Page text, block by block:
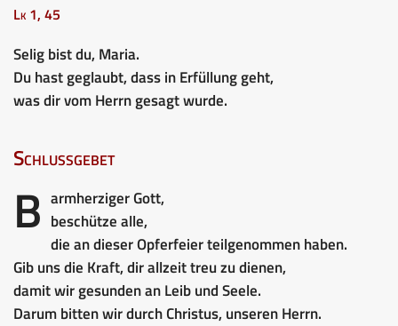
Lk 1, 45
Selig bist du, Maria.
Du hast geglaubt, dass in Erfüllung geht,
was dir vom Herrn gesagt wurde.
Schlussgebet
B armherziger Gott,
beschütze alle,
die an dieser Opferfeier teilgenommen haben.
Gib uns die Kraft, dir allzeit treu zu dienen,
damit wir gesunden an Leib und Seele.
Darum bitten wir durch Christus, unseren Herrn.